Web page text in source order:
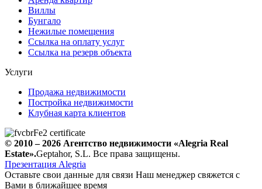
Виллы
Бунгало
Нежилые помещения
Ссылка на оплату услуг
Ссылка на резерв объекта
Услуги
Продажа недвижимости
Постройка недвижимости
Клубная карта клиентов
© 2010 – 2026 Агентство недвижимости «Alegria Real
Estate».Geptahor, S.L. Все права защищены.
Презентация Alegria
Оставьте свои данные для связи Наш менеджер свяжется с
Вами в ближайшее время